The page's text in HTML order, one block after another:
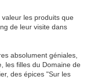
les produits que
de leur visite dans
absolument géniales,
les filles du Domaine de
des épices "Sur les